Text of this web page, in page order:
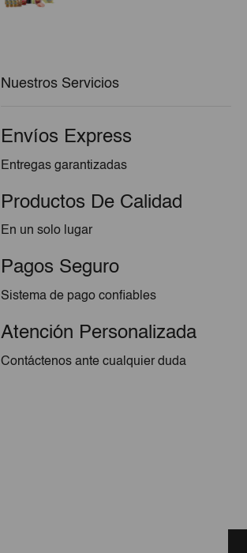
Nuestros Servicios
Envíos Express
Entregas garantizadas
Productos De Calidad
En un solo lugar
Pagos Seguro
Sistema de pago confiables
Atención Personalizada
Contáctenos ante cualquier duda